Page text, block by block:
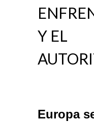
Y EL
Europa